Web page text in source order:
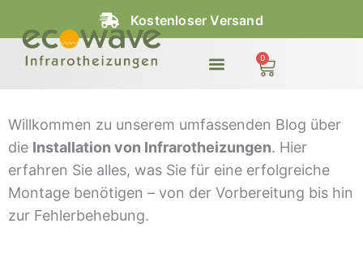
Inhalt
springen
Kostenloser Versand
0
Warenkorb
Willkommen zu unserem umfassenden Blog über
die Installation von Infrarotheizungen. Hier
erfahren Sie alles, was Sie für eine erfolgreiche
Montage benötigen – von der Vorbereitung bis hin
zur Fehlerbehebung.